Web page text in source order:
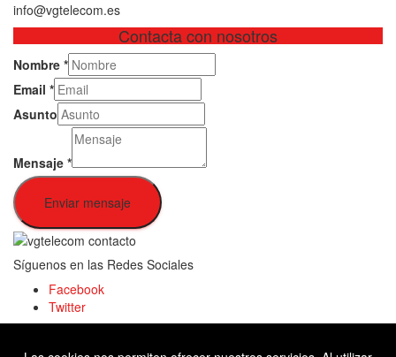
info@vgtelecom.es
Contacta con nosotros
Nombre *
Email *
Asunto
Mensaje *
Enviar mensaje
Síguenos en las Redes Sociales
Facebook
Twitter